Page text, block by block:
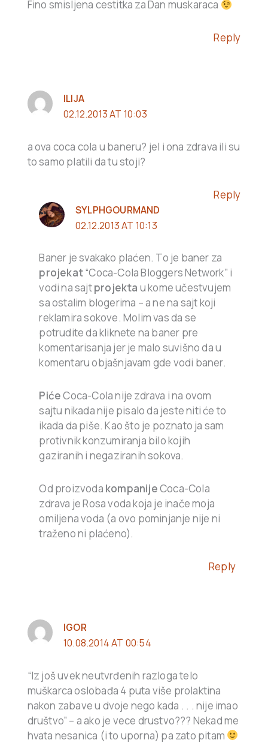
Fino smisljena cestitka za Dan muskaraca
Reply
ILIJA
02.12.2013 AT 10:03
a ova coca cola u baneru? jel i ona zdrava ili su
to samo platili da tu stoji?
Reply
SYLPHGOURMAND
02.12.2013 AT 10:13
Baner je svakako plaćen. To je baner za
projekat“Coca-Cola Bloggers Network” i
vodi na sajtprojekta u kome učestvujem
sa ostalim blogerima – a ne na sajt koji
reklamira sokove. Molim vas da se
potrudite da kliknete na baner pre
komentarisanja jer je malo suvišno da u
komentaru objašnjavam gde vodi baner.
PićeCoca-Cola nije zdrava i na ovom
sajtu nikada nije pisalo da jeste niti će to
ikada da piše. Kao što je poznato ja sam
protivnik konzumiranja bilo kojih
gaziranih i negaziranih sokova.
Od proizvoda kompanijeCoca-Cola
zdrava je Rosa voda koja je inače moja
omiljena voda (a ovo pominjanje nije ni
traženo ni plaćeno).
Reply
IGOR
10.08.2014 AT 00:54
“Iz još uvek neutvrđenih razloga telo
muškarca oslobađa 4 puta više prolaktina
nakon zabave u dvoje nego kada . . . nije imao
društvo” – a ako je vece drustvo??? Nekad me
hvata nesanica (i to uporna) pa zato pitam